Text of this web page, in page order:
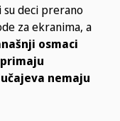
su deci prerano
za ekranima, a
osmaci
nemaju